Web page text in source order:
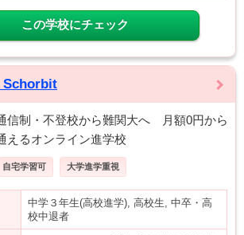
この学校にチェック
Schorbit
信制・不登校から難関大へ 月額0円から
えるオンライン進学校
自宅学習可 大学進学重視
中学３年生(高校進学), 高校生, 中卒・高
校中退者